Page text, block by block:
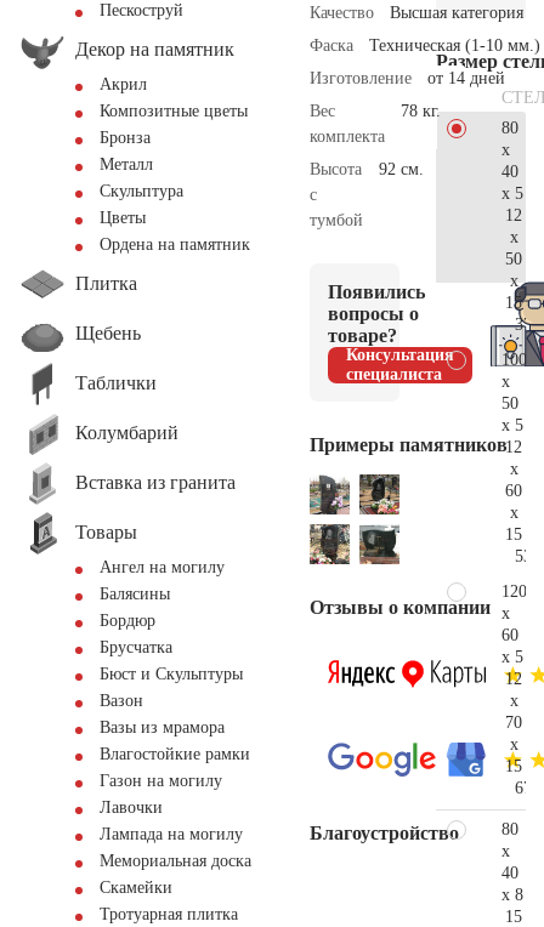
Пескоструй
Декор на памятник
Акрил
Композитные цветы
Бронза
Металл
Скульптура
Цветы
Ордена на памятник
Плитка
Щебень
Таблички
Колумбарий
Вставка из гранита
Товары
Ангел на могилу
Балясины
Бордюр
Брусчатка
Бюст и Скульптуры
Вазон
Вазы из мрамора
Влагостойкие рамки
Газон на могилу
Лавочки
Лампада на могилу
Мемориальная доска
Скамейки
Тротуарная плитка
Качество
Высшая категория
Фаска
Техническая (1-10 мм.)
Изготовление
от 14 дней
Вес
комплекта
78 кг.
Высота
с
тумбой
92 см.
Появились
вопросы о
товаре?
Консультация
специалиста
Примеры памятников
Отзывы о компании
Благоустройство
Размер
80
x
40
x 5
12
x
50
x
15
100
x
50
x 5
12
x
60
x
15
120
x
60
x 5
12
x
70
x
15
80
x
40
x 8
15